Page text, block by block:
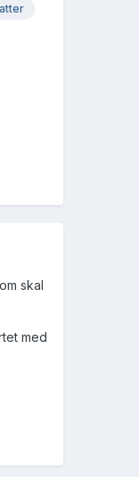
skal
med